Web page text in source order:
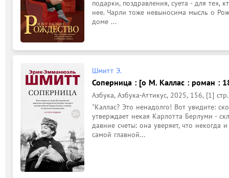
подарки, поздравления, суета - для тех,
нее. Чарли тоже невыносима мысль о
доме ...
Шмитт Э.
Соперница : [о М. Каллас : роман :
Азбука, Азбука-Аттикус, 2025, 156, [1] стр.
"Каллас? Это ненадолго! Вот увидите:
утверждает некая Карлотта Берлуми -
давние счеты: она уверяет, что некогда
самой главной...